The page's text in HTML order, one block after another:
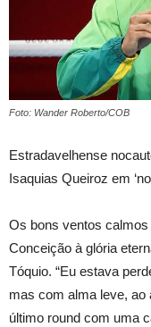
Foto: Wander Roberto/COB
Estradavelhense
Isaquias Queiroz em
Os bons ventos
Conceição à glória
Tóquio. “Eu estava
mas com alma leve, ao
último round com uma